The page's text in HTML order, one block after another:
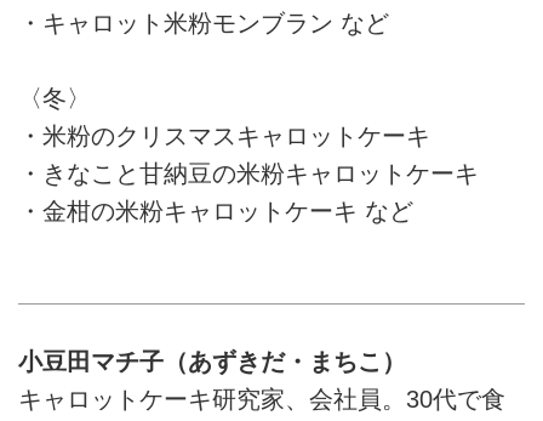
・キャロット米粉モンブラン など
〈冬〉
・米粉のクリスマスキャロットケーキ
・きなこと甘納豆の米粉キャロットケーキ
・金柑の米粉キャロットケーキ など
小豆田マチ子（あずきだ・まちこ）
キャロットケーキ研究家、会社員。30代で食